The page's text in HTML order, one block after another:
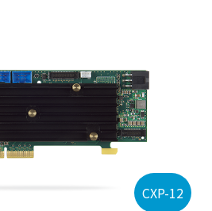
CXP-12